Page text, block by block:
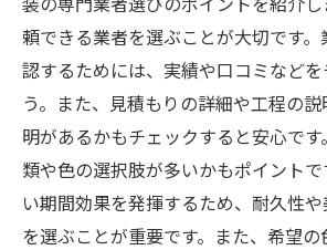
頼できる業者を選ぶことが大切です
認するためには、実績や口コミなど
う。また、見積もりの詳細や工程の
明があるかもチェックすると安心で
類や色の選択肢が多いかもポイント
い期間効果を発揮するため、耐久性
を選ぶことが重要です。また、希望